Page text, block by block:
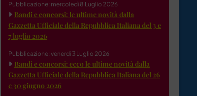
Pubblicazione: mercoledì 8 Luglio 2026
Bandi e concorsi: le ultime novità dalla
Gazzetta Ufficiale della Repubblica Italiana del 3 e
7 luglio 2026
Pubblicazione: venerdì 3 Luglio 2026
Bandi e concorsi: ecco le ultime novità dalla
Gazzetta Ufficiale della Repubblica Italiana del 26
e 30 giugno 2026